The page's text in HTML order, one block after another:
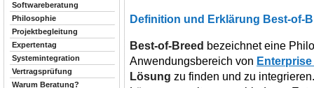
Definition und Erklärung Best-of-
Best-of-Breed bezeichnet eine
Anwendungsbereich von
Lösung zu finden und zu
Softwareberatung
Philosophie
Projektbegleitung
Expertentag
Systemintegration
Vertragsprüfung
Warum Beratung?